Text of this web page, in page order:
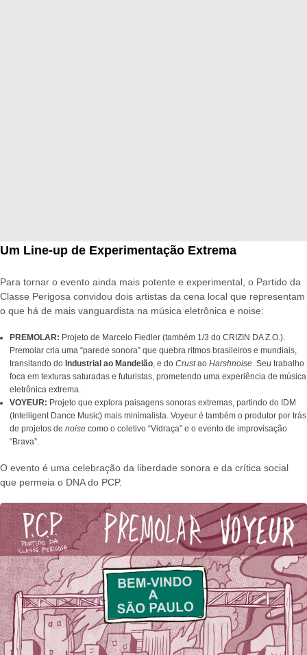
Um Line-up de Experimentação Extrema
Para tornar o evento ainda mais potente e experimental, o Partido da
Classe Perigosa convidou dois artistas da cena local que representam
o que há de mais vanguardista na música eletrônica e noise:
PREMOLAR: Projeto de Marcelo Fiedler (também 1/3 do CRIZIN DA Z.O.).
Premolar cria uma “parede sonora” que quebra ritmos brasileiros e mundiais,
transitando do Industrial ao Mandelão, e do Crustao Harshnoise. Seu trabalho
foca em texturas saturadas e futuristas, prometendo uma experiência de música
eletrônica extrema.
VOYEUR: Projeto que explora paisagens sonoras extremas, partindo do IDM
(Intelligent Dance Music) mais minimalista. Voyeur é também o produtor por trás
de projetos de noisecomo o coletivo “Vidraça” e o evento de improvisação
“Brava”.
O evento é uma celebração da liberdade sonora e da crítica social
que permeia o DNA do PCP.